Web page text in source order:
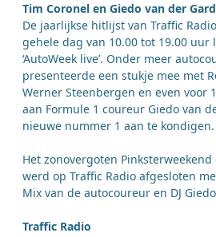
Tim Coronel en Giedo van der
De jaarlijkse hitlijst van Traffic
gehele dag van 10.00 tot 19.00
‘AutoWeek live’. Onder meer
presenteerde een stukje mee met
Werner Steenbergen en even voor
aan Formule 1 coureur Giedo van
nieuwe nummer 1 aan te kondigen.
Het zonovergoten Pinksterweekend
werd op Traffic Radio afgesloten
Mix van de autocoureur en DJ
Traffic Radio